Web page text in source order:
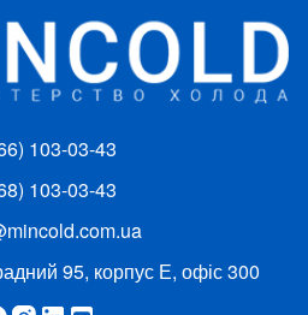
103-03-43
103-03-43
95, корпус Е, офіс 300